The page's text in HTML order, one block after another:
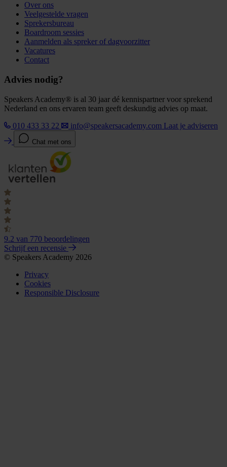
Over ons
Veelgestelde vragen
Sprekersbureau
Boardroom sessies
Aanmelden als spreker of dagvoorzitter
Vacatures
Contact
Advies nodig?
Speakers Academy® is al 30 jaar dé kennispartner voor sprekend
Nederland en ons ervaren team geeft deskundig advies op maat.
010 433 33 22
info@speakersacademy.com Laat je adviseren
Chat met ons
9.2 van 770 beoordelingen
Schrijf een recensie
© Speakers Academy 2026
Privacy
Cookies
Responsible Disclosure